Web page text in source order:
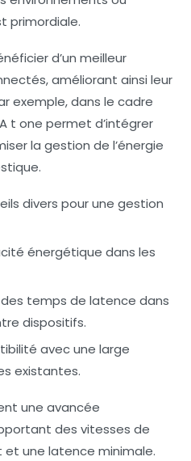
primordiale.
d’un meilleur
améliorant ainsi leur
exemple, dans le cadre
t one permet d’intégrer
la gestion de l’énergie
divers pour une gestion
énergétique dans les
temps de latence dans
dispositifs.
avec une large
existantes.
une avancée
des vitesses de
une latence minimale.